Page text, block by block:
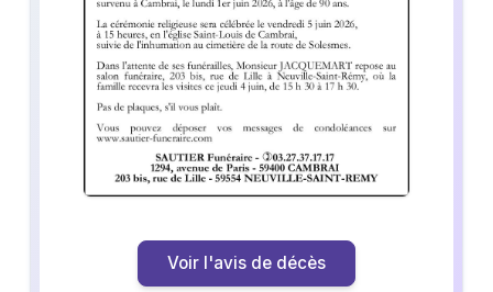
Voir l'avis de décès